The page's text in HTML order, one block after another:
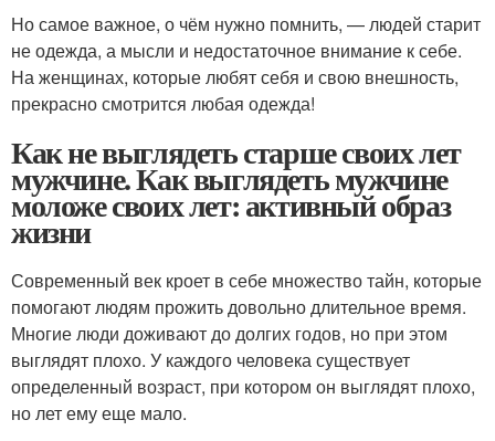
Но самое важное, о чём нужно помнить, — людей старит
не одежда, а мысли и недостаточное внимание к себе.
На женщинах, которые любят себя и свою внешность,
прекрасно смотрится любая одежда!
Как не выглядеть старше своих лет
мужчине. Как выглядеть мужчине
моложе своих лет: активный образ
жизни
Современный век кроет в себе множество тайн, которые
помогают людям прожить довольно длительное время.
Многие люди доживают до долгих годов, но при этом
выглядят плохо. У каждого человека существует
определенный возраст, при котором он выглядят плохо,
но лет ему еще мало.